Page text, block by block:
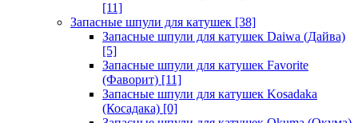
[11]
Запасные шпули для катушек [38]
Запасные шпули для катушек Daiwa (Дайва)
[5]
Запасные шпули для катушек Favorite
(Фаворит) [11]
Запасные шпули для катушек Kosadaka
(Косадака) [0]